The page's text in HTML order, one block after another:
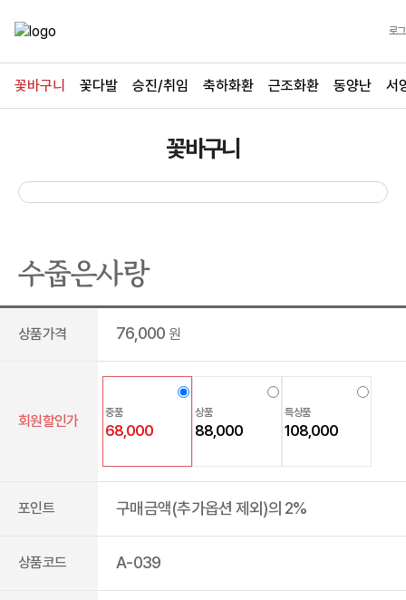
로
꽃바구니 꽃다발 승진/취임 축하화환 근조화환 동양난 서
꽃바구니
수줍은사랑
상품가격 76,000 원
회원할인가
중품
68,000
상품
88,000
특상품
108,000
포인트 구매금액(추가옵션 제외)의 2%
상품코드 A-039